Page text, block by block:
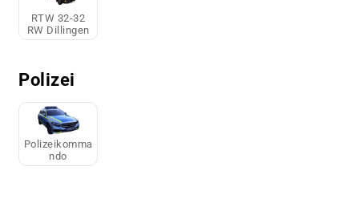
RTW 32-32
RW Dillingen
Polizei
Polizeikomma
ndo